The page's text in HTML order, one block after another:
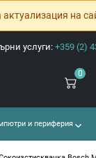
на
услуги: +359 (2)
0
и периферия